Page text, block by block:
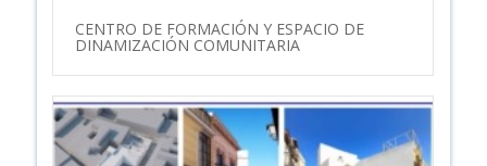
CENTRO DE FORMACIÓN Y ESPACIO DE
DINAMIZACIÓN COMUNITARIA